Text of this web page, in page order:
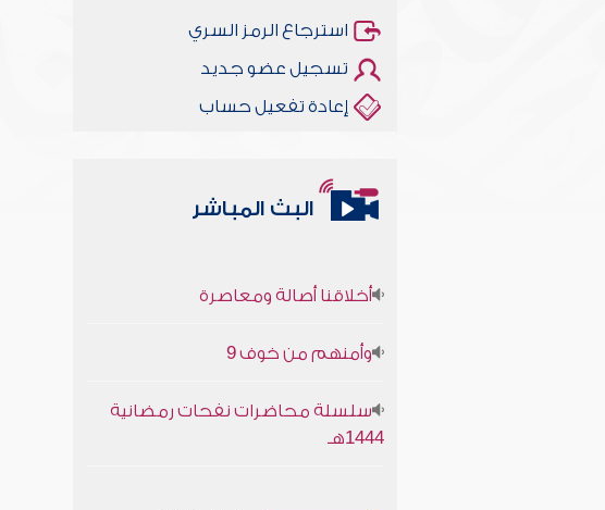
استرجاع الرمز السري
تسجيل عضو جديد
إعادة تفعيل حساب
البث المباشر
1444هـ